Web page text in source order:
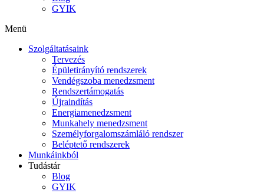
GYIK
Menü
Szolgáltatásaink
Tervezés
Épületirányító rendszerek
Vendégszoba menedzsment
Rendszertámogatás
Újraindítás
Energiamenedzsment
Munkahely menedzsment
Személyforgalomszámláló rendszer
Beléptető rendszerek
Munkáinkból
Tudástár
Blog
GYIK